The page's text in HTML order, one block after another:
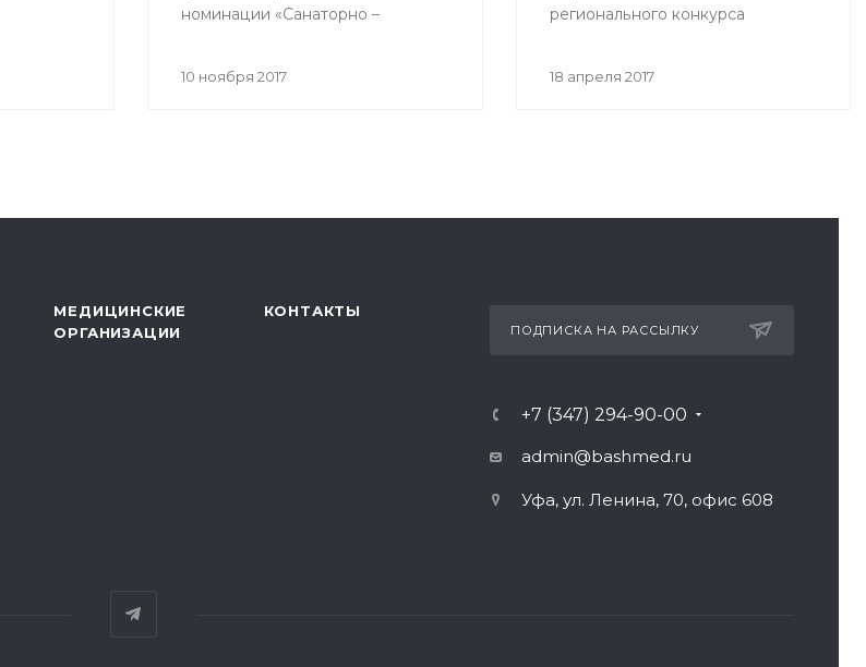
номинации «Санаторно –
10 ноября 2017
регионального конкурса
18 апреля 2017
МЕДИЦИНСКИЕ
ОРГАНИЗАЦИИ
КОНТАКТЫ
ПОДПИСКА НА РАССЫЛКУ
+7 (347) 294-90-00
admin@bashmed.ru
Уфа, ул. Ленина, 70, офис 608